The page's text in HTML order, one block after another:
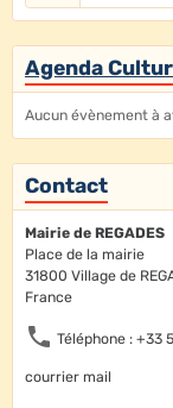
Agenda
Aucun évènement à
Contact
Mairie de REGADES
Place de la mairie
31800 Village de
France
Téléphone : +33
courrier mail